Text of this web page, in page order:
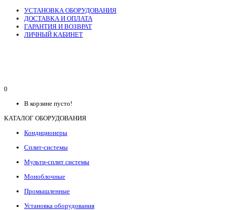
УСТАНОВКА ОБОРУДОВАНИЯ
ДОСТАВКА И ОПЛАТА
ГАРАНТИЯ И ВОЗВРАТ
ЛИЧНЫЙ КАБИНЕТ
0
В корзине пусто!
КАТАЛОГ ОБОРУДОВАНИЯ
Кондиционеры
Сплит-системы
Мульти-сплит системы
Моноблочные
Промышленные
Установка оборудования